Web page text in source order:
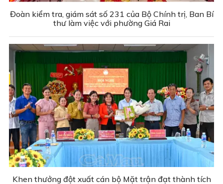
Đoàn kiểm tra, giám sát số 231 của Bộ Chính trị, Ban Bí
thư làm việc với phường Giá Rai
Khen thưởng đột xuất cán bộ Mặt trận đạt thành tích